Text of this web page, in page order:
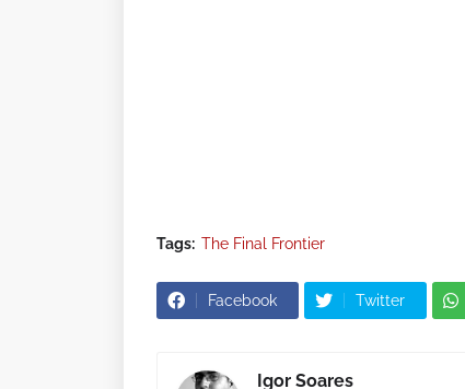
Tags: The Final Frontier
Facebook Twitter
Igor Soares